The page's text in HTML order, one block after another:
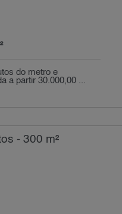
do metro e
a partir 30.000,00 ...
- 300 m²